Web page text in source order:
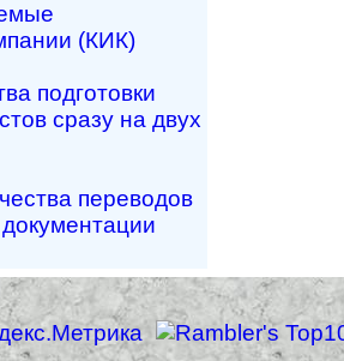
(КИК)
под­гото­вки
сразу на двух
переводов